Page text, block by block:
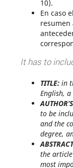
10).
En caso
resumen
It has to
TITLE:in
English,
to be
and the
degree,
ABSTRACT
the
most